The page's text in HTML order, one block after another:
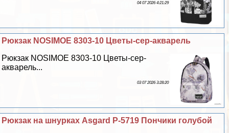
04 07 2026 4:21:29
Рюкзак NOSIMOE 8303-10 Цветы-сер-акварель
Рюкзак NOSIMOE 8303-10 Цветы-сер-
акварель...
03 07 2026 3:28:20
Рюкзак на шнурках Asgard Р-5719 Пончики гoлyбой